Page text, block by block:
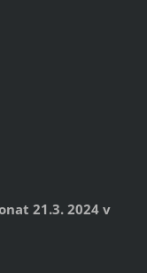
21.3. 2024 v